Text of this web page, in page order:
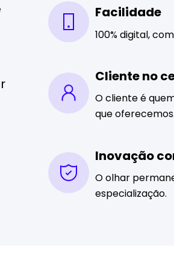
Facilidade
100% digital,
Cliente no
O cliente é
que
Inovação
O olhar
especialização.